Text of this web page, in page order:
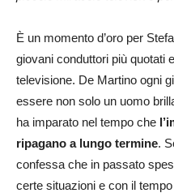
È un momento d’oro per
giovani conduttori più quotati
televisione. De Martino ogni
essere non solo un uomo
ha imparato nel tempo che
ripagano a lungo termine.
confessa che in passato
certe situazioni e con il